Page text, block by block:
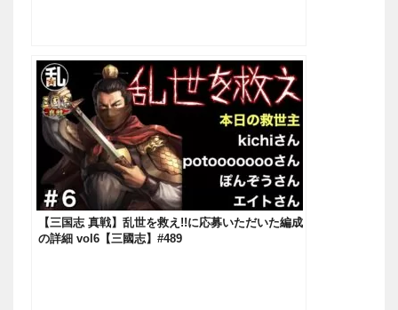
【三国志 真戦】乱世を救え!!に応募いただいた編成
の詳細 vol6【三國志】#489